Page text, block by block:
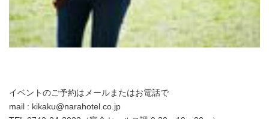
イベントのご予約はメールまたはお電話で
mail : kikaku@narahotel.co.jp